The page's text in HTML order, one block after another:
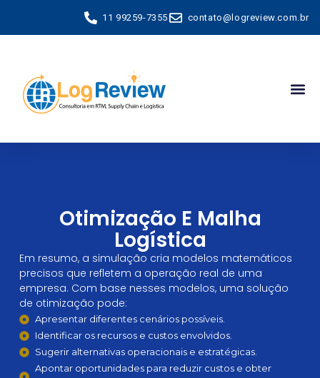
11 99259-7355 contato@logreview.com.br
Otimização E Malha
Logística
Em resumo, a simulação cria modelos matemáticos
precisos que refletem a operação real de uma
empresa. Com base nesses modelos, uma solução
de otimização pode:
Apresentar diferentes cenários possíveis.
Identificar os recursos e custos envolvidos.
Sugerir alternativas operacionais e estratégicas.
Apontar oportunidades para reduzir custos e obter